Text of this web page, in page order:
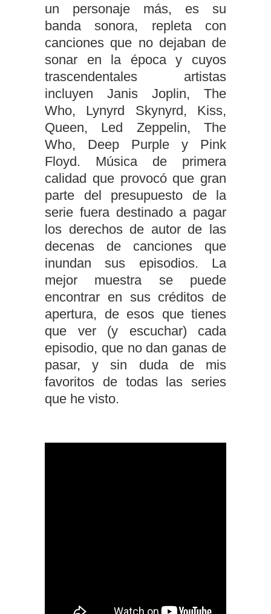
un personaje más, es su
banda sonora, repleta con
canciones que no dejaban de
sonar en la época y cuyos
trascendentales artistas
incluyen Janis Joplin, The
Who, Lynyrd Skynyrd, Kiss,
Queen, Led Zeppelin, The
Who, Deep Purple y Pink
Floyd. Música de primera
calidad que provocó que gran
parte del presupuesto de la
serie fuera destinado a pagar
los derechos de autor de las
decenas de canciones que
inundan sus episodios. La
mejor muestra se puede
encontrar en sus créditos de
apertura, de esos que tienes
que ver (y escuchar) cada
episodio, que no dan ganas de
pasar, y sin duda de mis
favoritos de todas las series
que he visto.